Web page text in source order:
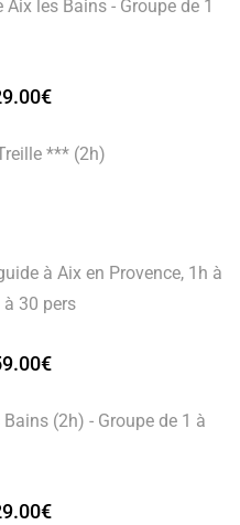
les Bains - Groupe de 1
€
*** (2h)
à Aix en Provence, 1h à
à 30 pers
€
(2h) - Groupe de 1 à
€